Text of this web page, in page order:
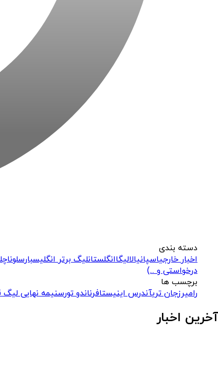
دسته بندی
اخبار خارجیاسپانیالالیگاانگلستانلیگ برتر انگلیسبارسلونا
درخواستی و ...)
برچسب ها
رامیرزجان تریآندرس اینیستافرناندو تورسنیمه نهایی لیگ
آخرین اخبار